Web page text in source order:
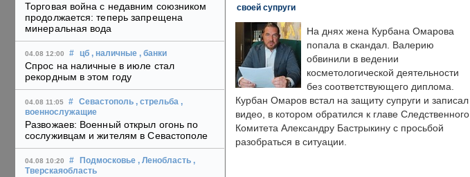
Торговая война с недавним союзником
продолжается: теперь запрещена
минеральная вода
04.08 12:00 # цб , наличные , банки
Спрос на наличные в июле стал
рекордным в этом году
04.08 11:05 # Севастополь , стрельба ,
военнослужащие
Развожаев: Военный открыл огонь по
сослуживцам и жителям в Севастополе
04.08 10:20 # Подмосковье , Ленобласть ,
Тверскаяобласть
своей супруги
На днях жена Курбана Омарова
попала в скандал. Валерию
обвинили в ведении
косметологической деятельности
без соответствующего диплома.
Курбан Омаров встал на защиту супруги и записал
видео, в котором обратился к главе Следственного
Комитета Александру Бастрыкину с просьбой
разобраться в ситуации.